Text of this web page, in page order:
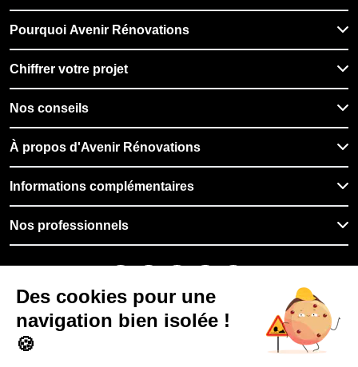
Pourquoi Avenir Rénovations
Chiffrer votre projet
Nos conseils
À propos d'Avenir Rénovations
Informations complémentaires
Nos professionnels